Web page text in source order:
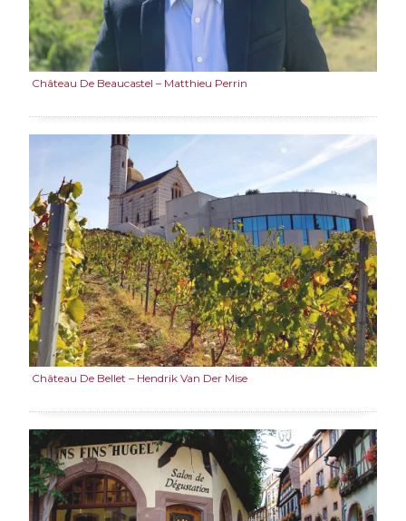
Château De Beaucastel – Matthieu Perrin
Château De Bellet – Hendrik Van Der Mise